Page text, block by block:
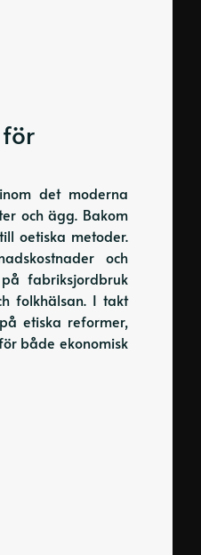
det moderna
och ägg. Bakom
oetiska metoder.
och
fabriksjordbruk
folkhälsan. I takt
etiska reformer,
både ekonomisk